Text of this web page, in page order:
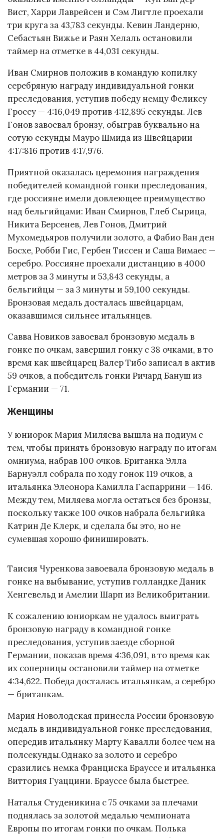
Вист, Харри Лаврейсен и Сэм Лигтле проехали
три круга за 43,783 секунды. Кевин Ландерню,
Себастьян Вижье и Раян Хелаль остановили
таймер на отметке в 44,031 секунды.
Иван Смирнов положив в командую копилку
серебряную награду индивидуальной гонки
преследования, уступив победу немцу Феликсу
Гроссу — 4:16,049 против 4:12,895 секунды. Лев
Гонов завоевал бронзу, обыграв буквально на
сотую секунды Мауро Шмида из Швейцарии —
4:17:816 против 4:17,976.
Приятной оказалась церемония награждения
победителей командной гонки преследования,
где россияне имели довлеющее преимущество
над бельгийцами: Иван Смирнов, Глеб Сырица,
Никита Берсенев, Лев Гонов, Дмитрий
Мухомедьяров получили золото, а Фабио Ван ден
Босхе, Робби Гис, Гербен Тиссен и Саша Вимаес —
серебро. Россияне проехали дистанцию в 4000
метров за 3 минуты и 53,843 секунды, а
бельгийцы — за 3 минуты и 59,100 секунды.
Бронзовая медаль досталась швейцарцам,
оказавшимся сильнее итальянцев.
Савва Новиков завоевал бронзовую медаль в
гонке по очкам, завершил гонку с 38 очками, в то
время как швейцарец Валер Тибо записал в актив
59 очков, а победитель гонки Ричард Бануш из
Германии — 71.
Женщины
У юниорок Мария Миляева вышла на подиум с
тем, чтобы принять бронзовую награду по итогам
омниума, набрав 100 очков. Британка Элла
Барнуэлл собрала по ходу гонок 119 очков, а
итальянка Элеонора Камилла Гаспаррини — 146.
Между тем, Миляева могла остаться без бронзы,
поскольку также 100 очков набрала бельгийка
Катрин Де Клерк, и сделала бы это, но не
сумевшая хорошо финишировать.
Таисия Чуренкова завоевала бронзовую медаль в
гонке на выбывание, уступив голландке Даник
Хенгевельд и Амелии Шарп из Великобритании.
К сожалению юниоркам не удалось выиграть
бронзовую награду в командной гонке
преследования, уступив заезде сборной
Германии, показав время 4:36,091, в то время как
их соперницы остановили таймер на отметке
4:34,622. Победа досталась итальянкам, а серебро
— британкам.
Мария Новолодская принесла России бронзовую
медаль в индивидуальной гонке преследования,
опередив итальянку Марту Кавалли более чем на
полсекунды.Однако за золото и серебро
сразились немка Франциска Брауссе и итальянка
Виттория Гуаццини. Брауссе была быстрее.
Наталья Студеникина с 75 очками за плечами
поднялась за золотой медалью чемпионата
Европы по итогам гонки по очкам. Полька